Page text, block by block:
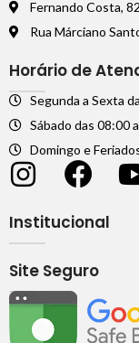
Fernando Costa,
Rua Márciano
Horário de
Segunda a Sexta
Sábado das 08:00
Domingo e
Institucional
Site Seguro